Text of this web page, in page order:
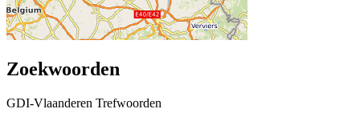
Zoekwoorden
GDI-Vlaanderen Trefwoorden